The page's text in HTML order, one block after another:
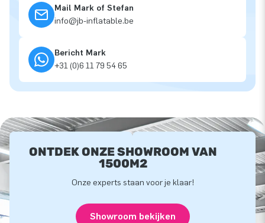
Mail Mark of Stefan
info@jb-inflatable.be
Bericht Mark
+31 (0)6 11 79 54 65
ONTDEK ONZE SHOWROOM VAN
1500M2
Onze experts staan voor je klaar!
Showroom bekijken